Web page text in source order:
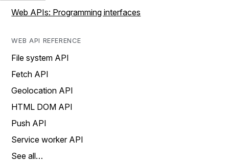
Web APIs: Programming interfaces
WEB API REFERENCE
File system API
Fetch API
Geolocation API
HTML DOM API
Push API
Service worker API
See all…